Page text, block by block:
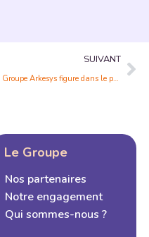
SUIVANT
Le Groupe Arkesys figure dans le palmarès « Les Meilleurs Instituts de Formation en France 2021 »
Le Groupe
Nos partenaires
Notre engagement
Qui sommes-nous ?